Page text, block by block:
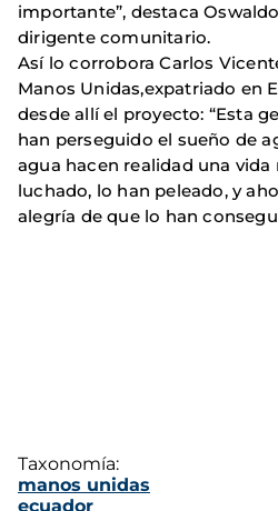
importante”, destaca
dirigente comunitario.
Así lo corrobora Carlos
Manos Unidas,expatriado en
desde allí el proyecto: “Esta
han perseguido el sueño de
agua hacen realidad una vida
luchado, lo han peleado, y
alegría de que lo han
Taxonomía:
manos unidas
ecuador